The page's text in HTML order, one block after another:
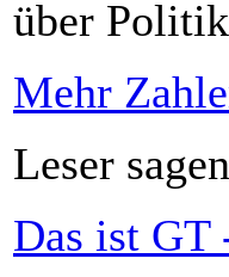
über
Mehr
Leser
Das ist GT